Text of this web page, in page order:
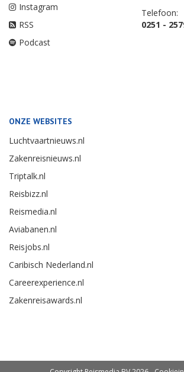
Instagram
RSS
Podcast
Telefoon:
0251 -
ONZE WEBSITES
Luchtvaartnieuws.nl
Zakenreisnieuws.nl
Triptalk.nl
Reisbizz.nl
Reismedia.nl
Aviabanen.nl
Reisjobs.nl
Caribisch Nederland.nl
Careerexperience.nl
Zakenreisawards.nl